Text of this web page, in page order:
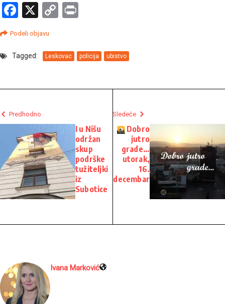
Facebook
X
Copy
Podeli objavu
Tagged: Leskovac policija ubistvo
Predhodno
I u Nišu
održan
skup
podrške
tužiteljki
iz
Subotice
Sledeće
Dobro
jutro
grade…
utorak,
16.
decembar
Ivana Marković